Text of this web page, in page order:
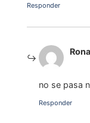
Responder
no se pasa
Responder